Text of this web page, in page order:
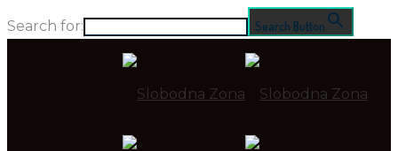
Search for: Search Button